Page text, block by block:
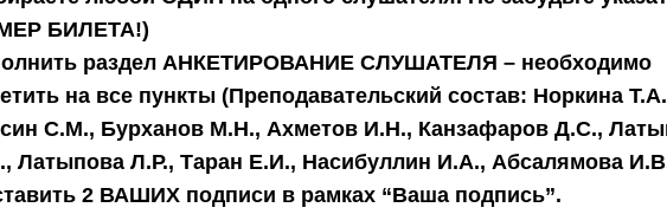
БИЛЕТА!)
раздел АНКЕТИРОВАНИЕ СЛУШАТЕЛЯ – необходимо
на все пункты (Преподавательский состав: Норкина
С.М., Бурханов М.Н., Ахметов И.Н., Канзафаров Д.С.,
Латыпова Л.Р., Таран Е.И., Насибуллин И.А., Абсалямова
2 ВАШИХ подписи в рамках “Ваша подпись”.